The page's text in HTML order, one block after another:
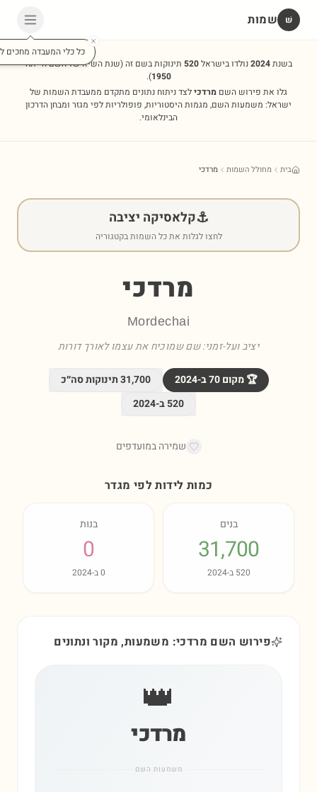
שׁ שמות
כל כלי המעבדה מחכים
בשנת2024נולדו בישראל520 תינוקות בשם זה(שנת השיא של השם הייתה
1950
).
גלו את פירוש השם מרדכילצד ניתוח נתונים מתקדם ממעבדת השמות של
ישראל: משמעות השם, מגמות היסטוריות, פופולריות לפי מגזר ומבחן הדרכון
הבינלאומי.
בית מחולל השמות מרדכי
⚓קלאסיקה יציבה
לחצו לגלות את כל השמות בקטגוריה
מרדכי
Mordechai
יציב ועל-זמני: שם שמוכיח את עצמו לאורך דורות
🏆 מקום70ב-2024
31,700תינוקות סה״כ
520ב-2024
שמירה במועדפים
כמות לידות לפי מגדר
בנים
31,700
520 ב-2024
בנות
0
0ב-2024
פירוש השם מרדכי: משמעות, מקור ונתונים
👑
מרדכי
משמעות השם